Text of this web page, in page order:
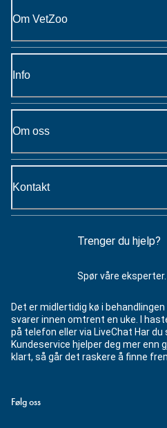
Om VetZoo
Info
Om oss
Kontakt
Trenger du hjelp?
Spør våre eksperter.
Det er midlertidig kø i
svarer innen omtrent en uke. I
på telefon eller via LiveChat Har
Kundeservice hjelper deg mer enn
klart, så går det raskere å finne
Følg oss